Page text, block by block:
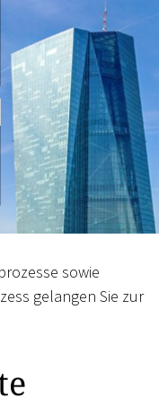
sowie
gelangen Sie zur